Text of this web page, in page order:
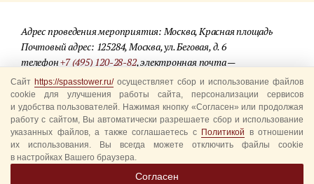
Для СМИ
Где купить билеты
Акции
Вопрос-ответ
Правила посещения
Уполномоченные представители
Адрес проведения мероприятия: Москва, Красная площадь
Почтовый адрес: 125284, Москва, ул. Беговая, д. 6
телефон+7 (495) 120-28-82, электронная почта —
info@spasstower.ru
© 2009-2025 Официальный сайт фестиваля «Спасская башня»
Разработка сайта —студия «Сибирикс»
Сайт https://spasstower.ru/осуществляет сбор и использование файлов
cookie для улучшения работы сайта, персонализации сервисов
и удобства пользователей. Нажимая кнопку «Согласен» или продолжая
работу с сайтом, Вы автоматически разрешаете сбор и использование
указанных файлов, а также соглашаетесь с Политикой в отношении
их использования. Вы всегда можете отключить файлы cookie
в настройках Вашего браузера.
Согласен